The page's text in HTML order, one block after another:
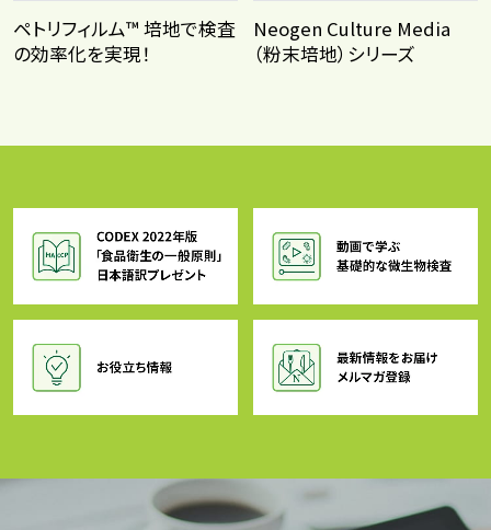
ペトリフィルム™ 培地で検査
の効率化を実現！
Neogen Culture Media
（粉末培地）シリーズ